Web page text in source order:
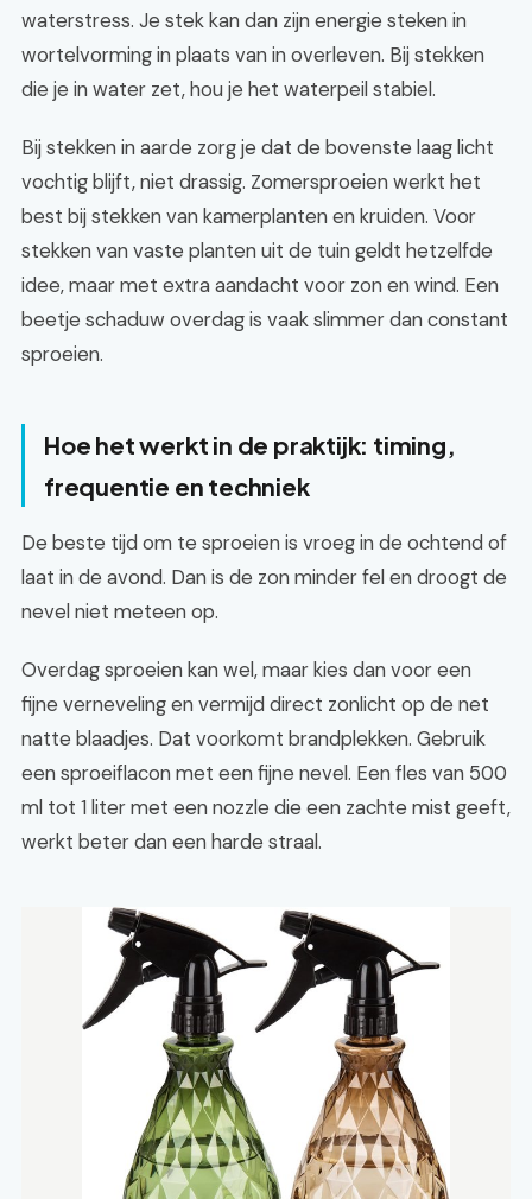
waterstress. Je stek kan dan zijn energie steken in
wortelvorming in plaats van in overleven. Bij stekken
die je in water zet, hou je het waterpeil stabiel.
Bij stekken in aarde zorg je dat de bovenste laag licht
vochtig blijft, niet drassig. Zomersproeien werkt het
best bij stekken van kamerplanten en kruiden. Voor
stekken van vaste planten uit de tuin geldt hetzelfde
idee, maar met extra aandacht voor zon en wind. Een
beetje schaduw overdag is vaak slimmer dan constant
sproeien.
Hoe het werkt in de praktijk: timing,
frequentie en techniek
De beste tijd om te sproeien is vroeg in de ochtend of
laat in de avond. Dan is de zon minder fel en droogt de
nevel niet meteen op.
Overdag sproeien kan wel, maar kies dan voor een
fijne verneveling en vermijd direct zonlicht op de net
natte blaadjes. Dat voorkomt brandplekken. Gebruik
een sproeiflacon met een fijne nevel. Een fles van 500
ml tot 1 liter met een nozzle die een zachte mist geeft,
werkt beter dan een harde straal.